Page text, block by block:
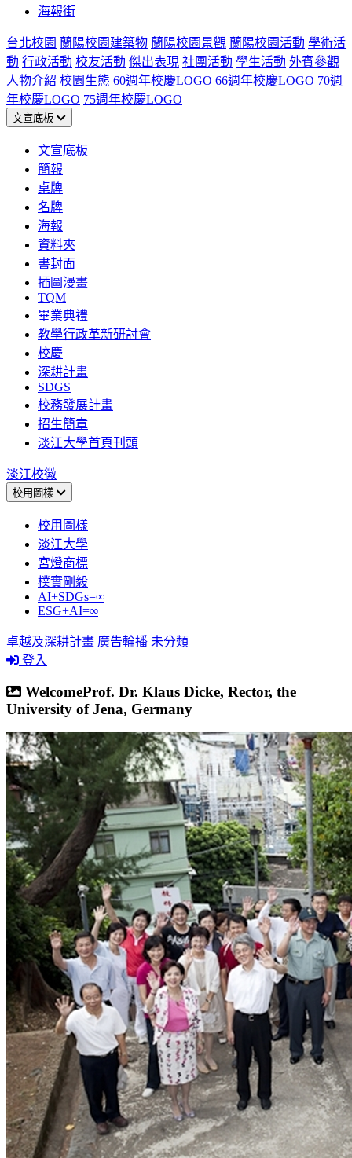
海報街
台北校園 蘭陽校園建築物 蘭陽校園景觀 蘭陽校園活動 學術活
動 行政活動 校友活動 傑出表現 社團活動 學生活動 外賓參觀
人物介紹 校園生態 60週年校慶LOGO 66週年校慶LOGO 70週
年校慶LOGO 75週年校慶LOGO
文宣底板
文宣底板
簡報
桌牌
名牌
海報
資料夾
書封面
插圖漫畫
TQM
畢業典禮
教學行政革新研討會
校慶
深耕計畫
SDGS
校務發展計畫
招生簡章
淡江大學首頁刊頭
淡江校徽
校用圖樣
校用圖樣
淡江大學
宮燈商標
樸實剛毅
AI+SDGs=∞
ESG+AI=∞
卓越及深耕計畫 廣告輪播 未分類
登入
WelcomeProf. Dr. Klaus Dicke, Rector, the
University of Jena, Germany